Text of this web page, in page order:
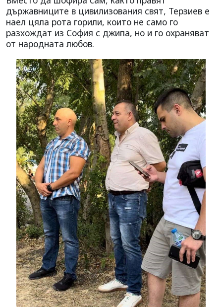
държавниците в цивилизования свят, Терзиев е
наел цяла рота горили, които не само го
разхождат из София с джипа, но и го охраняват
от народната любов.